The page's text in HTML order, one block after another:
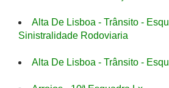
Alta De Lisboa - Trânsito -
Sinistralidade Rodoviaria
Alta De Lisboa - Trânsito -